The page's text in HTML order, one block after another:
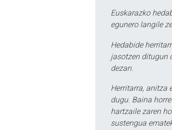
Euskarazko
egunero langile
Hedabide
jasotzen ditugun
dezan.
Herritarra, anitza
dugu. Baina
hartzaile zaren
sustengua